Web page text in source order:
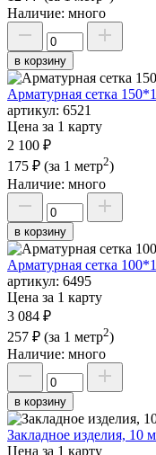
Наличие: много
в корзину
Арматурная сетка
артикул: 6521
Цена за 1 карту
2 100 ₽
175 ₽ (за 1 метр2)
Наличие: много
в корзину
Арматурная сетка
артикул: 6495
Цена за 1 карту
3 084 ₽
257 ₽ (за 1 метр2)
Наличие: много
в корзину
Закладное изделия, 10
Цена за 1 карту